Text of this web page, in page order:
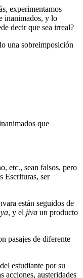
experimentamos
inanimados, y lo
decir que sea irreal?
una sobreimposición
que
etc., sean falsos, pero
Escrituras, ser
están seguidos de
, y el jiva un producto
pasajes de diferente
estudiante por su
acciones, austeridades